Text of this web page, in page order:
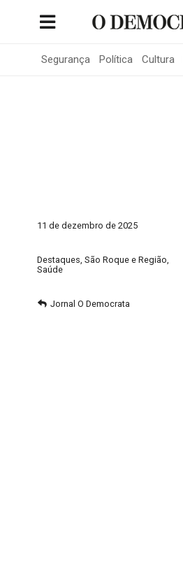
Segurança Política Cultura
11 de dezembro de 2025
Destaques, São Roque e Região,
Saúde
Jornal O Democrata